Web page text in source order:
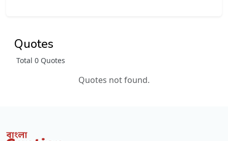
Quotes
Total 0 Quotes
Quotes not found.